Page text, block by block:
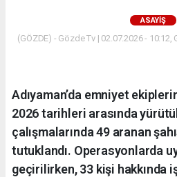
ASAYIŞ
(GÖZDE) - Gözde Tv | 02.07.2026 -
Adıyaman’da emniyet
2026 tarihleri arasında
çalışmalarında 49 aranan
tutuklandı. Operasyonlarda
geçirilirken, 33 kişi hakkında